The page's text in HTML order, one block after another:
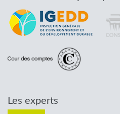
Les experts